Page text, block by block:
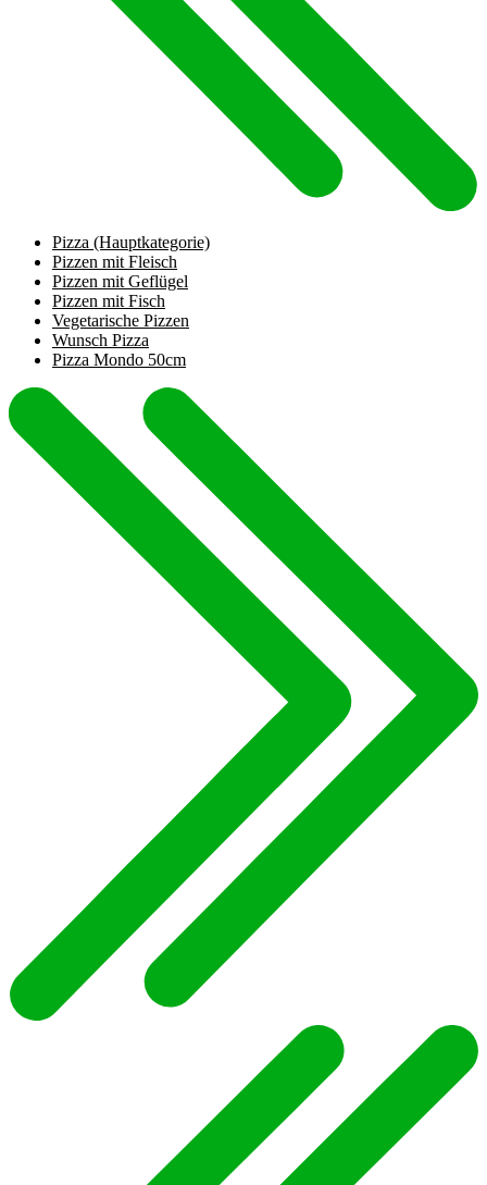
Pizza (Hauptkategorie)
Pizzen mit Fleisch
Pizzen mit Geflügel
Pizzen mit Fisch
Vegetarische Pizzen
Wunsch Pizza
Pizza Mondo 50cm